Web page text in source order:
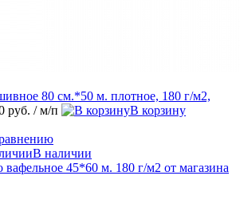
80 см.*50 м. плотное, 180 г/м2,
руб. / м/п
В корзину
В наличии